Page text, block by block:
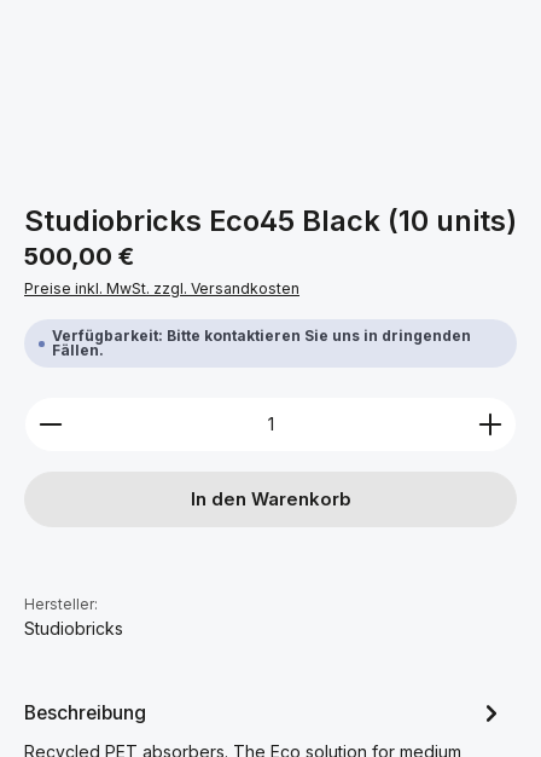
Studiobricks Eco45 Black (10 units)
Regulärer Preis:
500,00 €
Preise inkl. MwSt. zzgl. Versandkosten
Verfügbarkeit: Bitte kontaktieren Sie uns in dringenden
Fällen.
Produkt Anzahl: Gib den gewünschten Wert ein
In den Warenkorb
Hersteller:
Studiobricks
Beschreibung
Recycled PET absorbers. The Eco solution for medium